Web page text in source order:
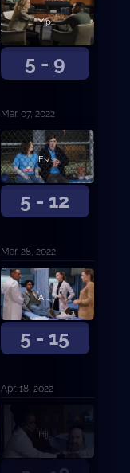
5 - 9
Yippee Ki-Yay.
Mar. 07, 2022
5 - 12
Escasez.
Mar. 28, 2022
5 - 15
A mi manera.
Apr. 18, 2022
Hijos.